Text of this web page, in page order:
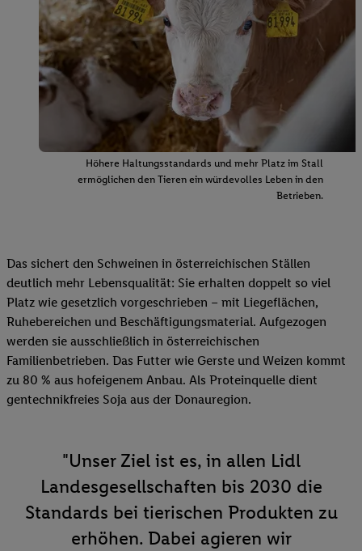
Höhere Haltungsstandards und mehr Platz im Stall
ermöglichen den Tieren ein würdevolles Leben in den
Betrieben.
Das sichert den Schweinen in österreichischen Ställen
deutlich mehr Lebensqualität: Sie erhalten doppelt so viel
Platz wie gesetzlich vorgeschrieben – mit Liegeflächen,
Ruhebereichen und Beschäftigungsmaterial. Aufgezogen
werden sie ausschließlich in österreichischen
Familienbetrieben. Das Futter wie Gerste und Weizen kommt
zu 80 % aus hofeigenem Anbau. Als Proteinquelle dient
gentechnikfreies Soja aus der Donauregion.
"Unser Ziel ist es, in allen Lidl
Landesgesellschaften bis 2030 die
Standards bei tierischen Produkten zu
erhöhen. Dabei agieren wir